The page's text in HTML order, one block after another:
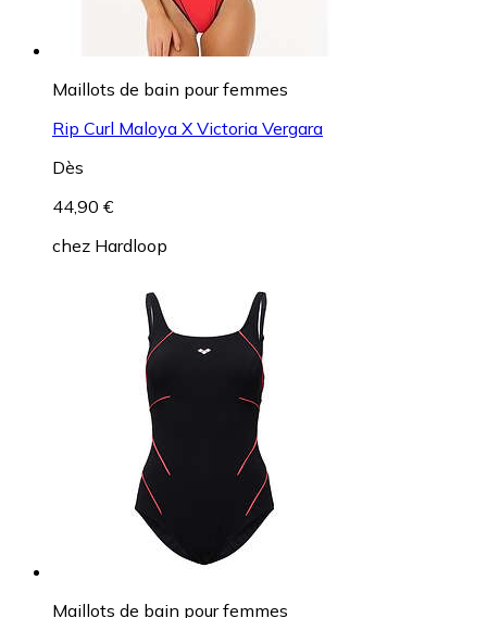
Maillots de bain pour femmes
Rip Curl Maloya X Victoria Vergara
Dès
44,90 €
chez Hardloop
Maillots de bain pour femmes